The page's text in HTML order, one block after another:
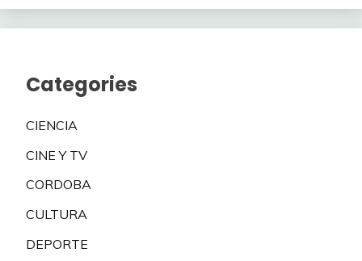
Categories
CIENCIA
CINE Y TV
CORDOBA
CULTURA
DEPORTE